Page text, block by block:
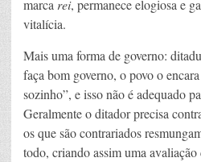
marcarei, permanece elogiosa e
vitalícia.
Mais uma forma de governo:
faça bom governo, o povo o
sozinho”, e isso não é adequado
Geralmente o ditador precisa
os que são contrariados
todo, criando assim uma